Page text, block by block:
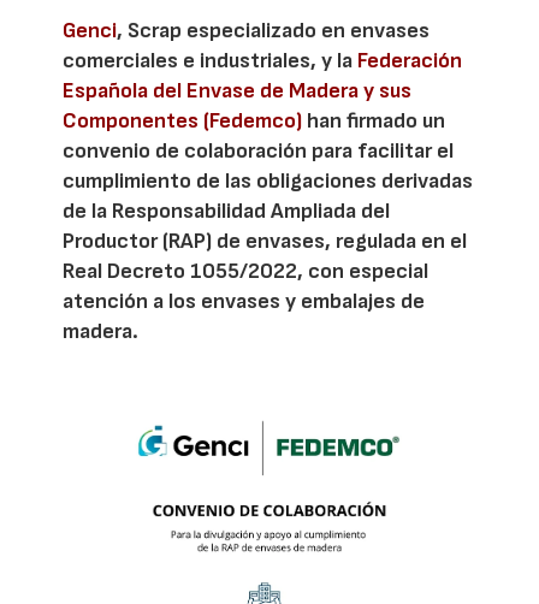
Genci, Scrap especializado en envases
comerciales e industriales, y la Federación
Española del Envase de Madera y sus
Componentes (Fedemco) han firmado un
convenio de colaboración para facilitar el
cumplimiento de las obligaciones derivadas
de la Responsabilidad Ampliada del
Productor (RAP) de envases, regulada en el
Real Decreto 1055/2022, con especial
atención a los envases y embalajes de
madera.